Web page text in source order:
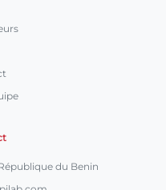
du Benin